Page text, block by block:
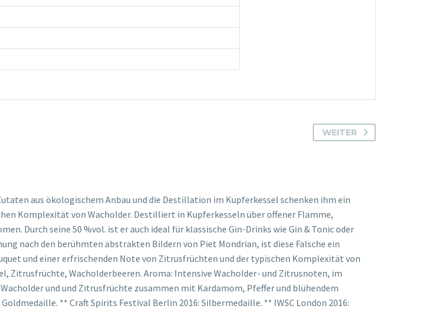
WEITER
aus ökologischem Anbau und die Destillation im Kupferkessel schenken ihm ein
Komplexität von Wacholder. Destilliert in Kupferkesseln über offener Flamme,
Durch seine 50 %vol. ist er auch ideal für klassische Gin-Drinks wie Gin & Tonic oder
nach den berühmten abstrakten Bildern von Piet Mondrian, ist diese Falsche ein
und einer erfrischenden Note von Zitrusfrüchten und der typischen Komplexität von
Zitrusfrüchte, Wacholderbeeren. Aroma: Intensive Wacholder- und Zitrusnoten, im
und und Zitrusfrüchte zusammen mit Kardamom, Pfeffer und blühendem
** Craft Spirits Festival Berlin 2016: Silbermedaille. ** IWSC London 2016: